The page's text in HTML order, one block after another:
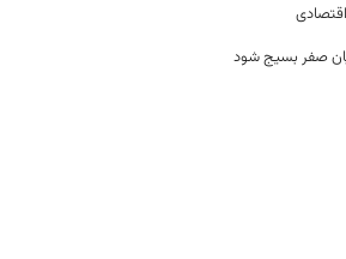
صفر بسیج شود